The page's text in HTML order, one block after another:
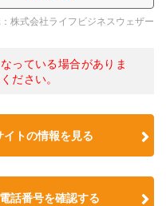
株式会社ライフビジネスウェザー
っている場合がありま
ださい。
トの情報を見る
話番号を確認する